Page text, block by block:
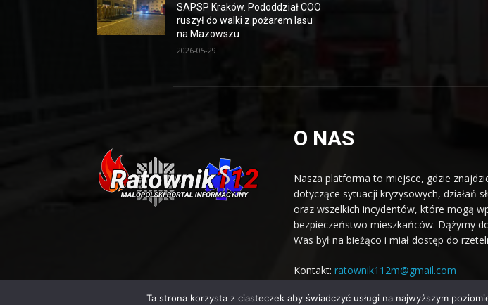
SAPSP Kraków. Pododdział COO
ruszył do walki z pożarem lasu
na Mazowszu
2026-05-29
O NAS
Nasza platforma to miejsce, gdzie
dotyczące sytuacji kryzysowych, działań
oraz wszelkich incydentów, które mogą
bezpieczeństwo mieszkańców. Dążymy
Was był na bieżąco i miał dostęp do
Kontakt: ratownik112m@gmail.com
Ta strona korzysta z ciasteczek aby świadczyć usługi na najwyższym